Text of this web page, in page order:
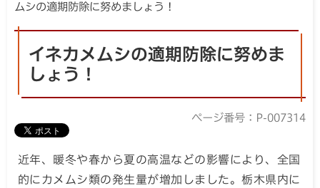
ムシの適期防除に努めましょう！
イネカメムシの適期防除に努めま
しょう！
ページ番号：P-007314
近年、暖冬や春から夏の高温などの影響により、全国
的にカメムシ類の発生量が増加しました。栃木県内に